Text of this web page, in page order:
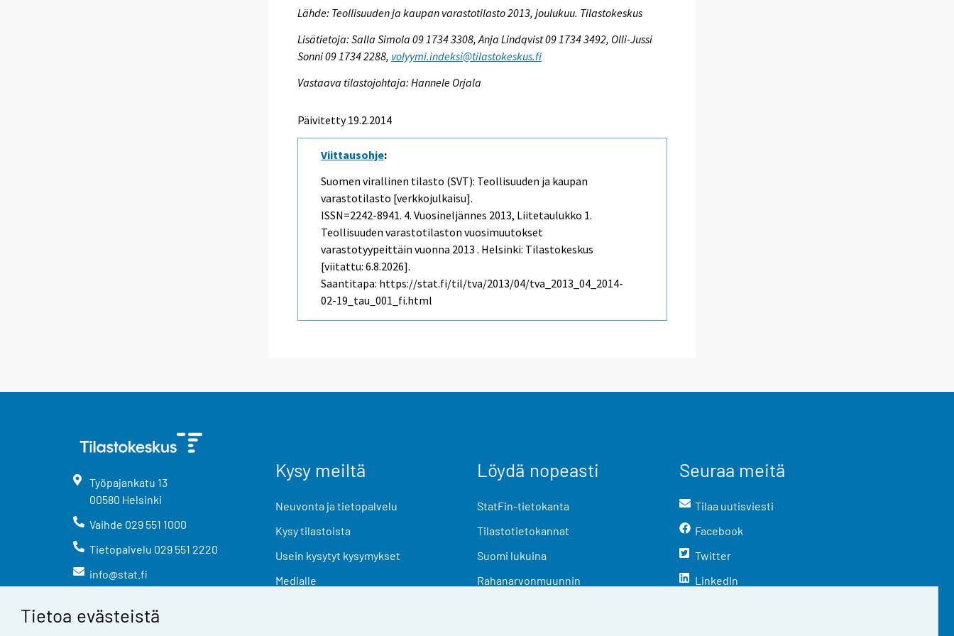
Tietoa evästeistä
Lähde: Teollisuuden ja kaupan varastotilasto 2013, joulukuu. Tilastokeskus
Lisätietoja: Salla Simola 09 1734 3308, Anja Lindqvist 09 1734 3492, Olli-Jussi
Sonni 09 1734 2288, volyymi.indeksi@tilastokeskus.fi
Vastaava tilastojohtaja: Hannele Orjala
Päivitetty 19.2.2014
Viittausohje:
Suomen virallinen tilasto (SVT): Teollisuuden ja kaupan
varastotilasto [verkkojulkaisu].
ISSN=2242-8941. 4. Vuosineljännes 2013, Liitetaulukko 1.
Teollisuuden varastotilaston vuosimuutokset
varastotyypeittäin vuonna 2013 . Helsinki: Tilastokeskus
[viitattu: 6.8.2026].
Saantitapa: https://stat.fi/til/tva/2013/04/tva_2013_04_2014-
02-19_tau_001_fi.html
Työpajankatu 13
00580 Helsinki
Vaihde 029 551 1000
Tietopalvelu 029 551 2220
info@stat.fi
Kysy meiltä
Neuvonta ja tietopalvelu
Kysy tilastoista
Usein kysytyt kysymykset
Medialle
Löydä nopeasti
StatFin-tietokanta
Tilastotietokannat
Suomi lukuina
Rahanarvonmuunnin
Seuraa meitä
Tilaa uutisviesti
Facebook
Twitter
LinkedIn